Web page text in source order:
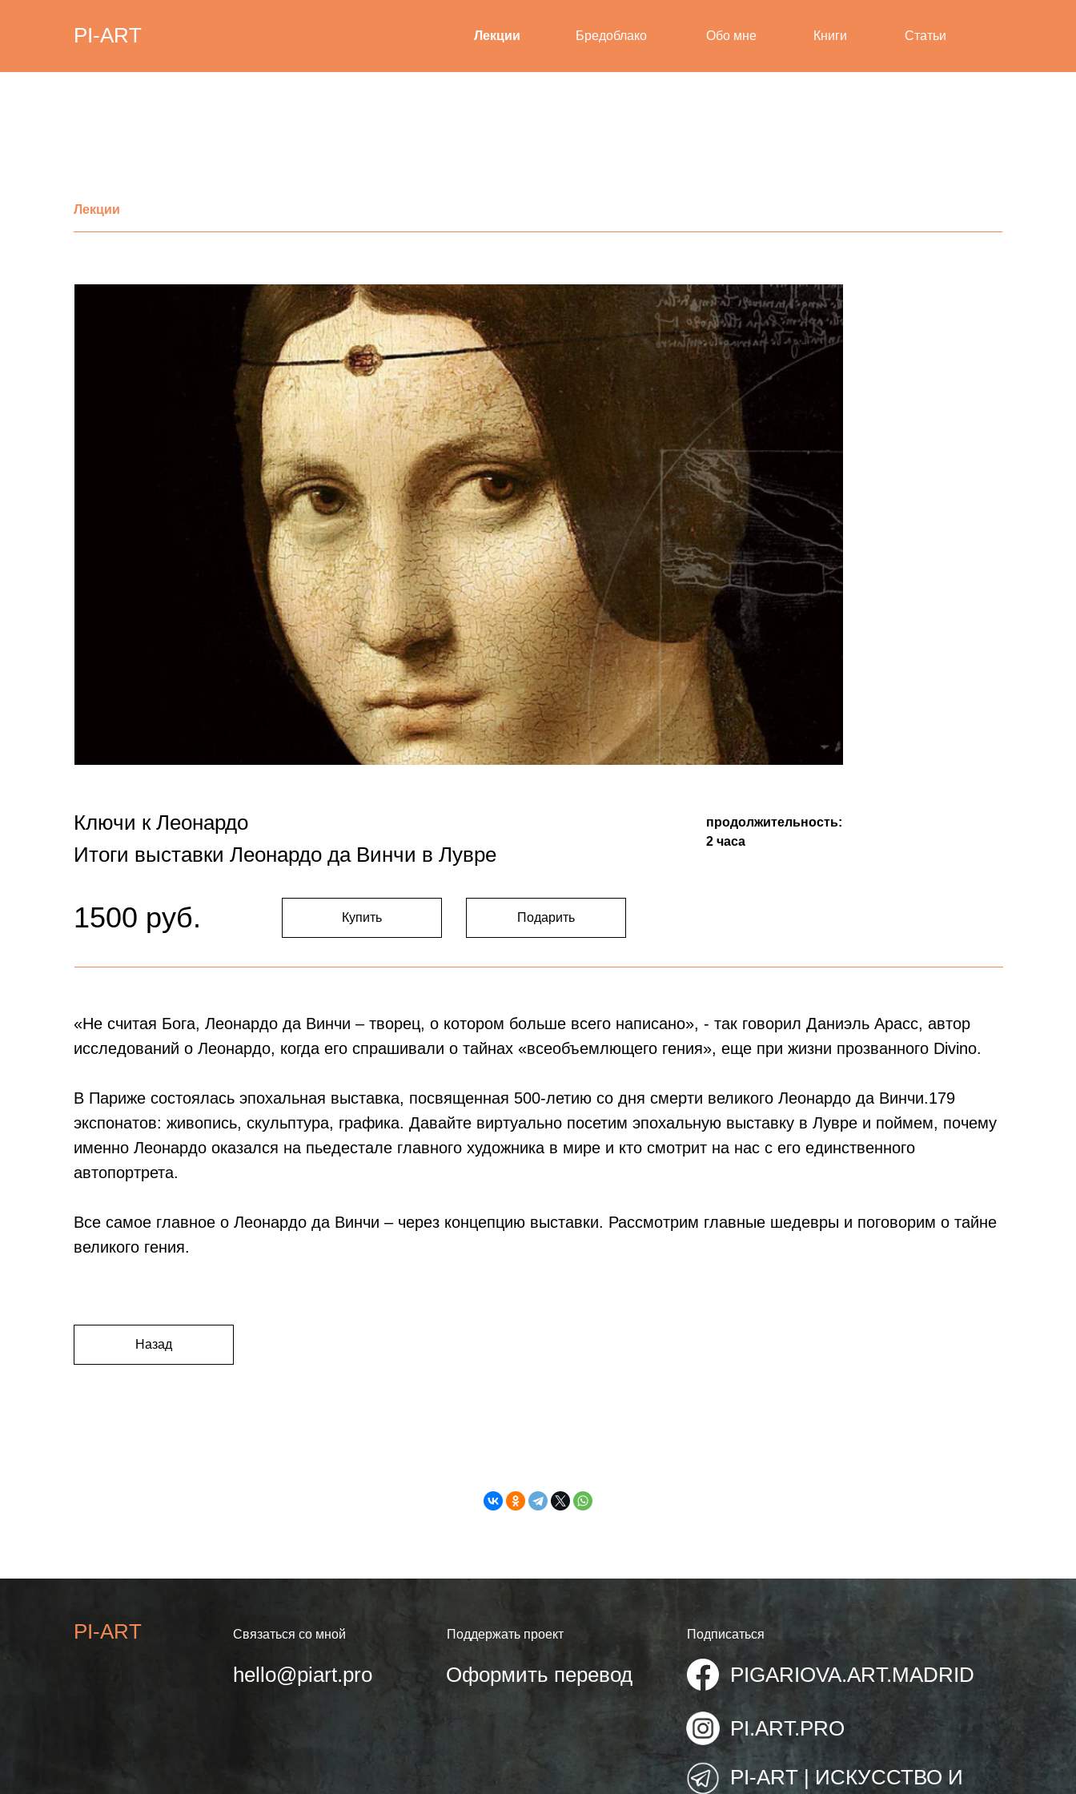
PI-ART Лекции Бредоблако Обо мне Книги Статьи
Лекции
Ключи к Леонардо
Итоги выставки Леонардо да Винчи в Лувре
продолжительность:
2 часа
Купить
1500 руб. Подарить
«Не считая Бога, Леонардо да Винчи – творец, о котором больше всего написано», - так говорил Даниэль Арасс, автор
исследований о Леонардо, когда его спрашивали о тайнах «всеобъемлющего гения», еще при жизни прозванного Divino.
В Париже состоялась эпохальная выставка, посвященная 500-летию со дня смерти великого Леонардо да Винчи.179
экспонатов: живопись, скульптура, графика. Давайте виртуально посетим эпохальную выставку в Лувре и поймем, почему
именно Леонардо оказался на пьедестале главного художника в мире и кто смотрит на нас с его единственного
автопортрета.
Все самое главное о Леонардо да Винчи – через концепцию выставки. Рассмотрим главные шедевры и поговорим о тайне
великого гения.
Назад
PI-ART Связаться со мной Поддержать проект Подписаться
hello@piart.pro Оформить перевод PIGARIOVA.ART.MADRID
PI.ART.PRO
PI-ART | ИСКУССТВО И